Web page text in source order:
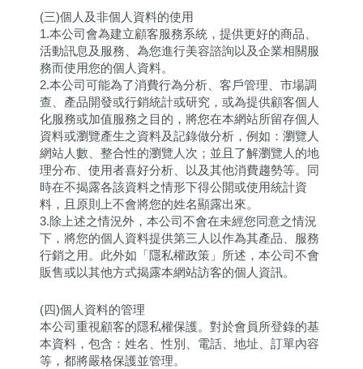
(三)個人及非個人資料的使用
1.本公司會為建立顧客服務系統，提供更好的商品、
活動訊息及服務、為您進行美容諮詢以及企業相關服
務而使用您的個人資料。
2.本公司可能為了消費行為分析、客戶管理、市場調
查、產品開發或行銷統計或研究，或為提供顧客個人
化服務或加值服務之目的，將您在本網站所留存個人
資料或瀏覽產生之資料及記錄做分析，例如：瀏覽人
網站人數、整合性的瀏覽人次；並且了解瀏覽人的地
理分布、使用者喜好分析、以及其他消費趨勢等。同
時在不揭露各該資料之情形下得公開或使用統計資
料，且原則上不會將您的姓名顯露出來。
3.除上述之情況外，本公司不會在未經您同意之情況
下，將您的個人資料提供第三人以作為其產品、服務
行銷之用。此外如「隱私權政策」所述，本公司不會
販售或以其他方式揭露本網站訪客的個人資訊。
(四)個人資料的管理
本公司重視顧客的隱私權保護。對於會員所登錄的基
本資料，包含：姓名、性別、電話、地址、訂單內容
等，都將嚴格保護並管理。